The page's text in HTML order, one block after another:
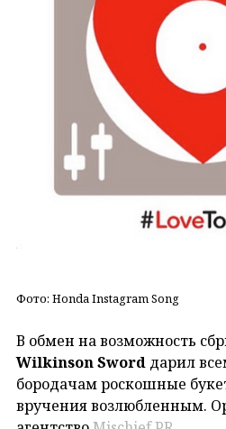
Фото: Honda Instagram Song
В обмен на возможность
Wilkinson Sword дарил
бородачам роскошные
вручения возлюбленным.